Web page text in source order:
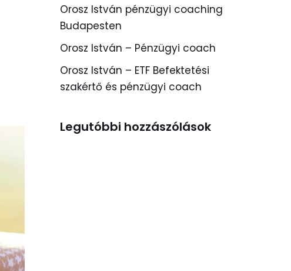
Orosz István pénzügyi coaching
Budapesten
Orosz István – Pénzügyi coach
Orosz István – ETF Befektetési
szakértő és pénzügyi coach
Legutóbbi hozzászólások